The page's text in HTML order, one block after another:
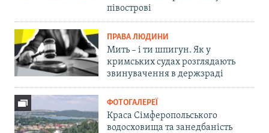
півострові
ПРАВА ЛЮДИНИ
Мить – і ти шпигун. Як у
кримських судах розглядають
звинувачення в держзраді
ФОТОГАЛЕРЕЇ
Краса Сімферопольського
водосховища та занедбаність